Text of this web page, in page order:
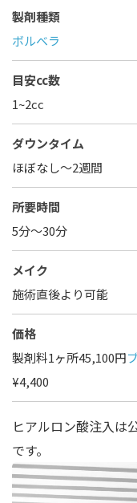
製剤種類
ボルベラ
目安cc数
1~2cc
ダウンタイム
ほぼなし〜2週間
所要時間
5分～30分
メイク
施術直後より可能
価格
製剤料1ヶ所45,100円
¥4,400
ヒアルロン酸注入は
です。